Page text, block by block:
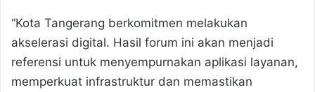
“Kota Tangerang berkomitmen melakukan
akselerasi digital. Hasil forum ini akan menjadi
referensi untuk menyempurnakan aplikasi layanan,
memperkuat infrastruktur dan memastikan